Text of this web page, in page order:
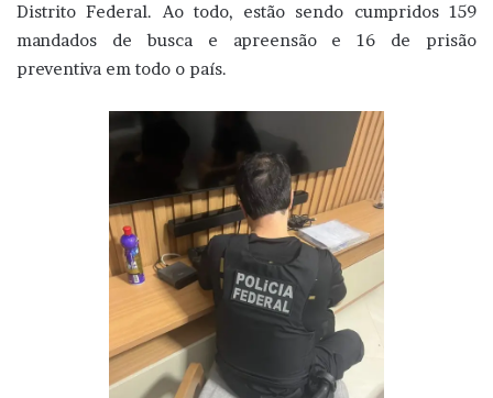
Distrito Federal. Ao todo, estão sendo cumpridos 159
mandados de busca e apreensão e 16 de prisão
preventiva em todo o país.